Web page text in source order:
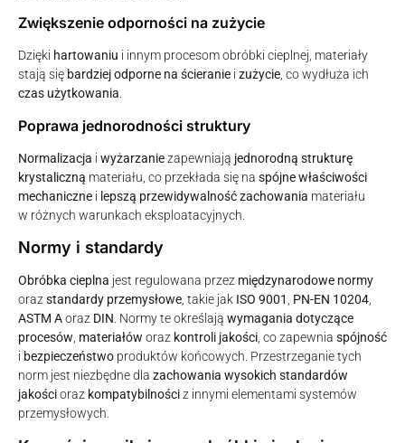
Zwiększenie odporności na zużycie
Dzięki hartowaniu i innym procesom obróbki cieplnej, materiały
stają się bardziej odporne na ścieranie i zużycie, co wydłuża ich
czas użytkowania.
Poprawa jednorodności struktury
Normalizacja i wyżarzaniezapewniają jednorodną strukturę
krystaliczną materiału, co przekłada się na spójne właściwości
mechaniczne i lepszą przewidywalność zachowania materiału
w różnych warunkach eksploatacyjnych.
Normy i standardy
Obróbka cieplna jest regulowana przez międzynarodowe normy
orazstandardy przemysłowe, takie jak ISO 9001 , PN-EN 10204,
ASTM Aoraz DIN. Normy te określają wymagania dotyczące
procesów, materiałów oraz kontroli jakości, co zapewnia spójność
i bezpieczeństwo produktów końcowych. Przestrzeganie tych
norm jest niezbędne dla zachowania wysokich standardów
jakościoraz kompatybilnościz innymi elementami systemów
przemysłowych.